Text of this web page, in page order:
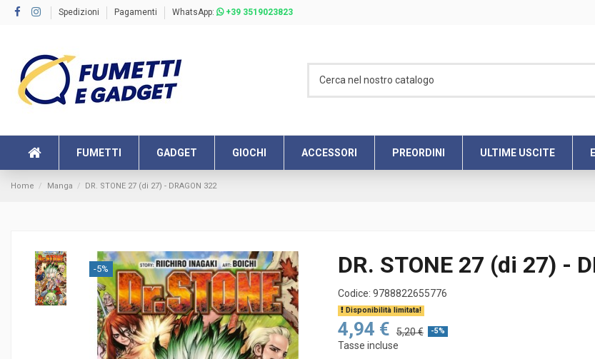
Spedizioni Pagamenti WhatsApp: +39 3519023823
FUMETTI GADGET GIOCHI ACCESSORI PREORDINI ULTIME USCITE
Home Manga DR. STONE 27 (di 27) - DRAGON 322
-5% DR. STONE 27 (di 27) -
Codice: 9788822655776
Disponibilità limitata!
4,94 € 5,20 € -5%
Tasse incluse